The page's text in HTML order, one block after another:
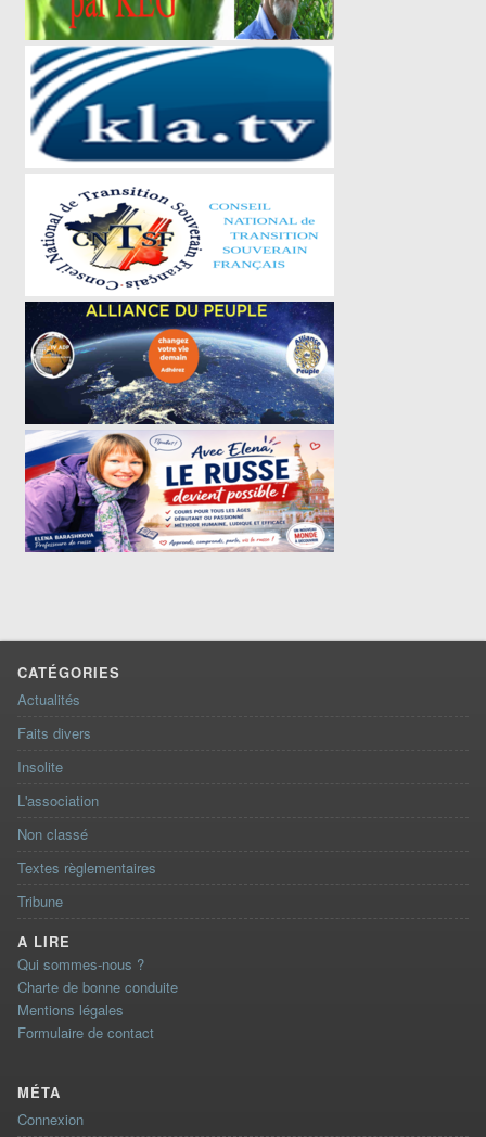
CATÉGORIES
Actualités
Faits divers
Insolite
L'association
Non classé
Textes règlementaires
Tribune
A LIRE
Qui sommes-nous ?
Charte de bonne conduite
Mentions légales
Formulaire de contact
MÉTA
Connexion